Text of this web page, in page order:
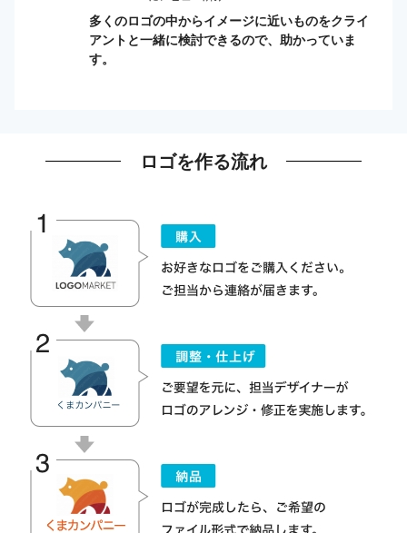
多くのロゴの中からイメージに近いものをクライ
アントと一緒に検討できるので、助かっていま
す。
ロゴを作る流れ